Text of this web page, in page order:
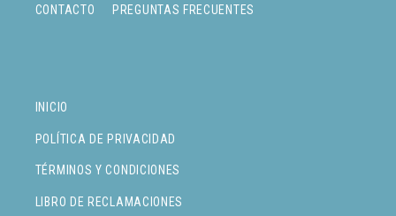
INICIO
POLÍTICA DE PRIVACIDAD
TÉRMINOS Y CONDICIONES
LIBRO DE RECLAMACIONES
CONTACTO PREGUNTAS FRECUENTES